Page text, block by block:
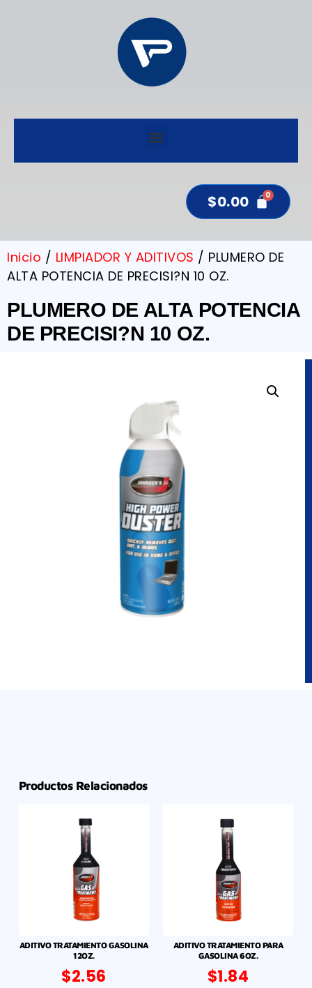
$0.00
Inicio / LIMPIADOR Y ADITIVOS / PLUMERO DE
ALTA POTENCIA DE PRECISI?N 10 OZ.
PLUMERO DE ALTA POTENCIA
DE PRECISI?N 10 OZ.
Productos Relacionados
ADITIVO TRATAMIENTO GASOLINA
12OZ.
$2.56
ADITIVO TRATAMIENTO PARA
GASOLINA 6OZ.
$1.84